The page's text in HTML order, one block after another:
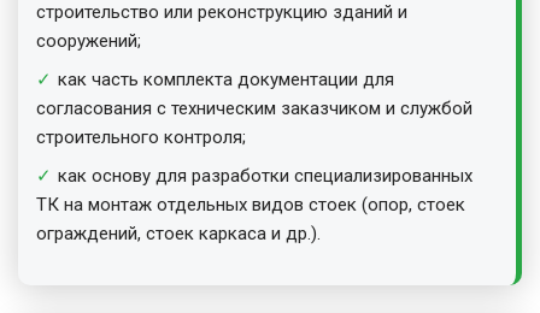
строительство или реконструкцию зданий и
сооружений;
как часть комплекта документации для
согласования с техническим заказчиком и службой
строительного контроля;
как основу для разработки специализированных
ТК на монтаж отдельных видов стоек (опор, стоек
ограждений, стоек каркаса и др.).